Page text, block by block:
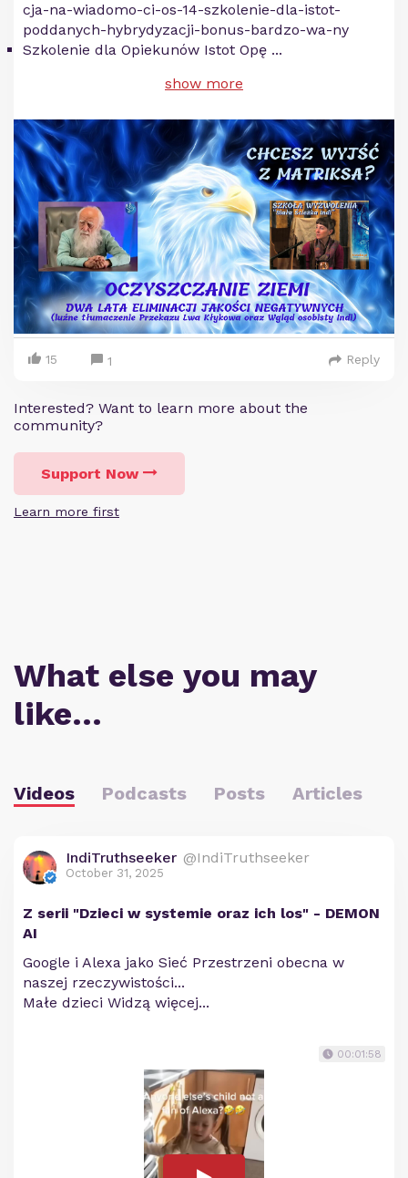
cja-na-wiadomo-ci-os-14-szkolenie-dla-istot-
poddanych-hybrydyzacji-bonus-bardzo-wa-ny
Szkolenie dla Opiekunów Istot Opę ...
show more
15 1 Reply
Interested? Want to learn more about the
community?
Support Now
Learn more first
What else you may
like…
Videos Podcasts Posts Articles
IndiTruthseeker @IndiTruthseeker
October 31, 2025
Z serii "Dzieci w systemie oraz ich los" - DEMON
AI
Google i Alexa jako Sieć Przestrzeni obecna w
naszej rzeczywistości...
Małe dzieci Widzą więcej...
00:01:58